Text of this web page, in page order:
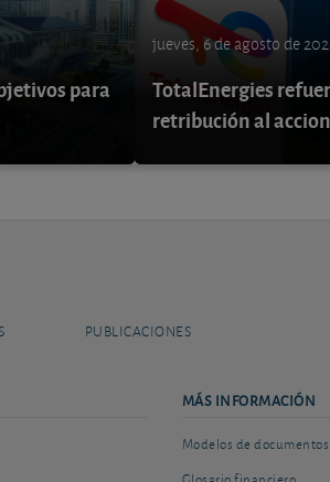
para
jueves, 6 de agosto de
TotalEnergies
retribución al
PUBLICACIONES
MÁS INFORMACIÓN
Modelos de documentos